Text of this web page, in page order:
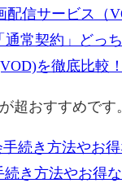
信サービス（
常契約」どっ
を徹底比較！
超おすすめです。
き方法やお得